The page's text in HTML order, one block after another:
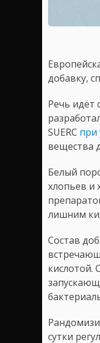
добавку,
Речь идёт
SUERC при
вещества
Белый
хлопьев и
лишним
Состав
кислотой.
сутки